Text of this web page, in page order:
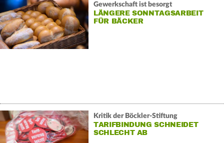
Gewerkschaft ist besorgt
LÄNGERE SONNTAGSARBEIT
FÜR BÄCKER
Kritik der Böckler-Stiftung
TARIFBINDUNG SCHNEIDET
SCHLECHT AB